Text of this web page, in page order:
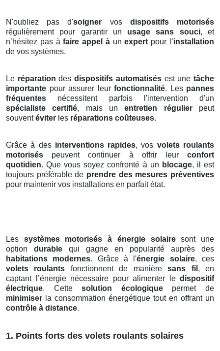
N'oubliez pas d'soigner vos dispositifs motorisés
régulièrement pour garantir un usage sans souci, et
n’hésitez pas àfaire appel àunexpert pour l’installation
de vos systèmes.
Le réparation desdispositifs automatisésest unetâche
importante pour assurer leur fonctionnalité. Les pannes
fréquentes nécessitent parfois l'intervention d'un
spécialiste certifié, mais unentretien régulierpeut
souventéviter les réparations coûteuses.
Grâce à des interventions rapides, vos volets roulants
motorisés peuvent continuer à offrir leur confort
quotidien. Que vous soyez confronté à un blocage, il est
toujours préférable de prendre des mesures préventives
pour maintenir vos installations en parfait état.
Les systèmes motorisés à énergie solairesont une
option durable qui gagne en popularité auprès des
habitations modernes. Grâce à l'énergie solaire, ces
volets roulants fonctionnent de manièresans fil , en
captant l’énergie nécessaire pour alimenter le dispositif
électrique. Cettesolution écologiquepermet de
minimiser la consommation énergétique tout en offrant un
contrôle à distance.
1. Points forts des volets roulants solaires